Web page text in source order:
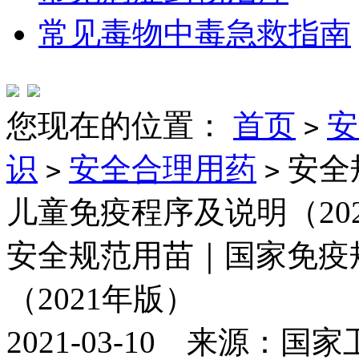
常见毒物中毒急救指南
您现在的位置： 首页 >
识 > 安全合理用药 > 安全
儿童免疫程序及说明（
安全规范用苗｜国家免
（2021年版）
2021-03-10 来源：国